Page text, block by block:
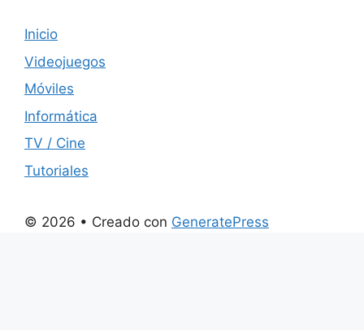
Inicio
Videojuegos
Móviles
Informática
TV / Cine
Tutoriales
© 2026 • Creado con GeneratePress